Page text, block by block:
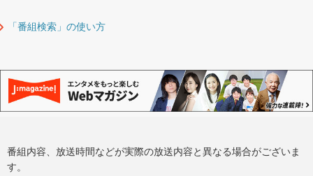
「番組検索」の使い方
番組内容、放送時間などが実際の放送内容と異なる場合がございま
す。